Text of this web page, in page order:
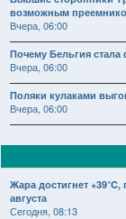
возможным
Вчера, 06:00
Почему Бельгия
Вчера, 06:00
Поляки кулаками
Вчера, 06:00
Жара достигнет
августа
Сегодня, 08:13